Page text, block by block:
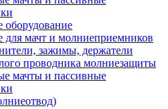
оборудование
мачт и молниеприемников
зажимы, держатели
проводника молниезащиты
мачты и пассивные